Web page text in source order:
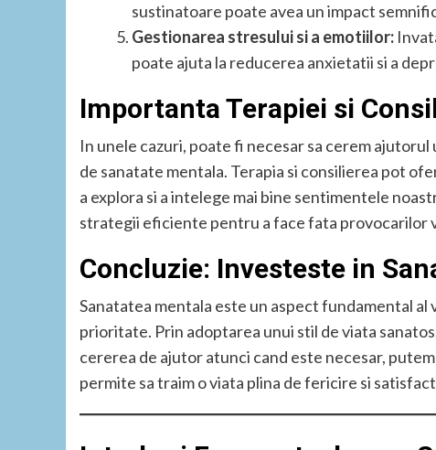
sustinatoare poate avea un impact
Gestionarea stresului si a emotiilor:
poate ajuta la reducerea anxietatii si a
Importanta Terapiei si
In unele cazuri, poate fi necesar sa cerem
de sanatate mentala. Terapia si consilierea pot
a explora si a intelege mai bine sentimentele
strategii eficiente pentru a face fata provocarilor
Concluzie: Investeste in
Sanatatea mentala este un aspect fundamental
prioritate. Prin adoptarea unui stil de viata
cererea de ajutor atunci cand este necesar,
permite sa traim o viata plina de fericire si